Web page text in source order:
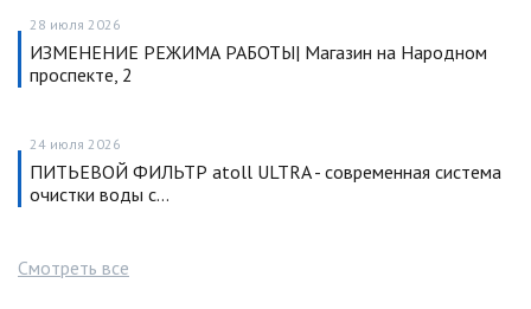
28 июля 2026
ИЗМЕНЕНИЕ РЕЖИМА РАБОТЫ| Магазин на Народном
проспекте, 2
24 июля 2026
ПИТЬЕВОЙ ФИЛЬТР atoll ULTRA - современная система
очистки воды с…
Смотреть все